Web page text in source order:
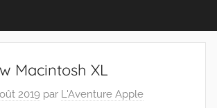
Macintosh XL
2019 par L'Aventure Apple